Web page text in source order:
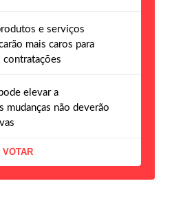
e serviços
mais caros para
contratações
elevar a
mudanças não deverão